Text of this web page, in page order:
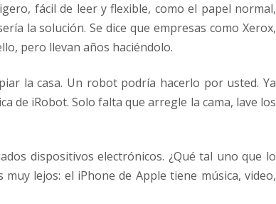
fácil de leer y flexible, como el papel normal,
la solución. Se dice que empresas como Xerox,
pero llevan años haciéndolo.
la casa. Un robot podría hacerlo por usted. Ya
de iRobot. Solo falta que arregle la cama, lave los
dispositivos electrónicos. ¿Qué tal uno que lo
lejos: el iPhone de Apple tiene música, video,